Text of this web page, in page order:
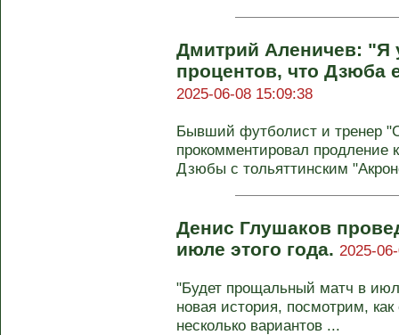
Дмитрий Аленичев: "Я
процентов, что Дзюба
2025-06-08 15:09:38
Бывший футболист и тренер
прокомментировал продление
Дзюбы с тольяттинским
Денис Глушаков
июле этого года. 2025-
"Будет прощальный матч в
новая история, посмотрим,
несколько вариантов ...